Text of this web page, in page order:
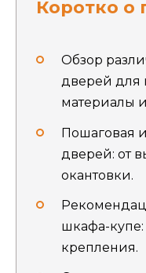
Коротко о
Обзор
дверей для
материалы
Пошаговая
дверей: от
окантовки.
шкафа-купе:
крепления.